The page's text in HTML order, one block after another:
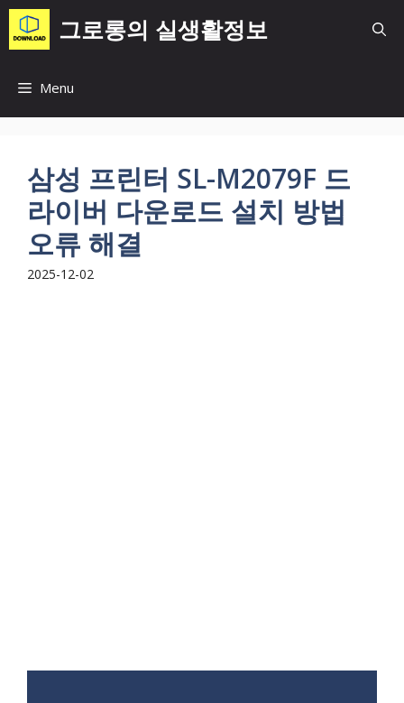
컨
텐
츠
너
그로롱의 실생활정보
Menu
삼성 프린터 SL-M2079F 드
라이버 다운로드 설치 방법
오류 해결
2025-12-02